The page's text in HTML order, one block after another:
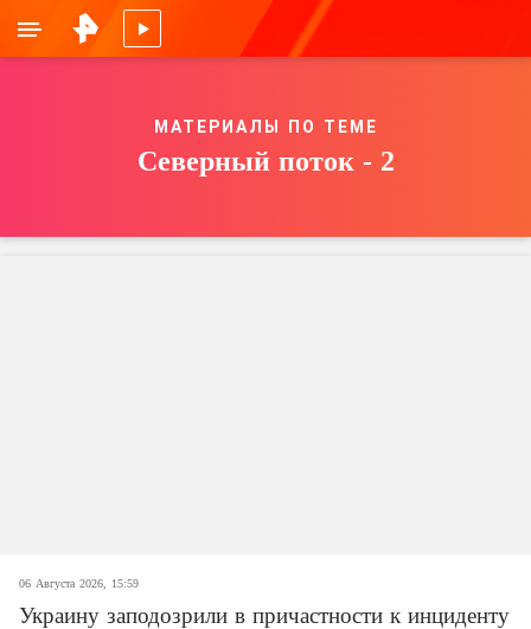
МАТЕРИАЛЫ ПО ТЕМЕ
Северный поток - 2
06 Августа 2026, 15:59
Украину заподозрили в причастности к инциденту